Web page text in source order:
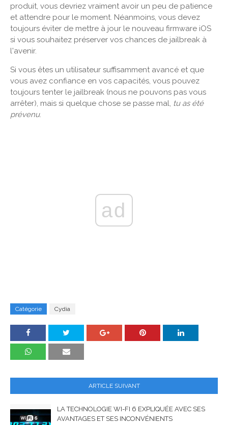
produit, vous devriez vraiment avoir un peu de patience
et attendre pour le moment. Néanmoins, vous devez
toujours éviter de mettre à jour le nouveau firmware iOS
si vous souhaitez préserver vos chances de jailbreak à
l'avenir.
Si vous êtes un utilisateur suffisamment avancé et que
vous avez confiance en vos capacités, vous pouvez
toujours tenter le jailbreak (nous ne pouvons pas vous
arrêter), mais si quelque chose se passe mal, tu as été
prévenu.
ad
Catégorie Cydia
ARTICLE SUIVANT
LA TECHNOLOGIE WI-FI 6 EXPLIQUÉE AVEC SES
AVANTAGES ET SES INCONVÉNIENTS